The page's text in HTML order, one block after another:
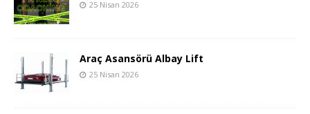
25 Nisan 2026
Araç Asansörü Albay Lift
25 Nisan 2026